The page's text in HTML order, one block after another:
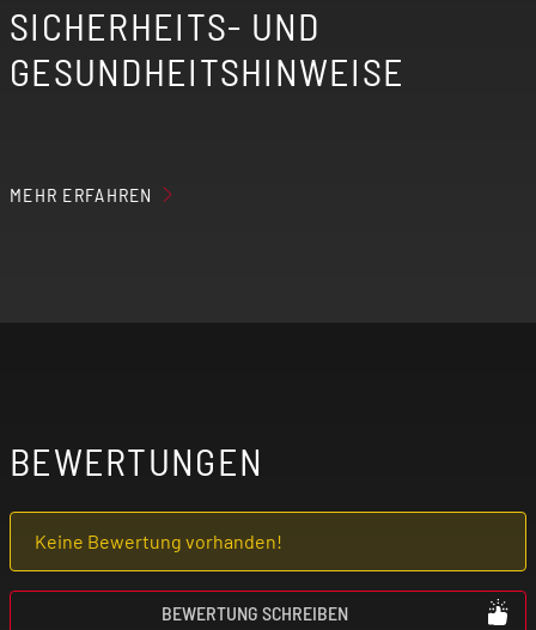
SICHERHEITS- UND
GESUNDHEITSHINWEISE
mit Herz-Kreislauf-Erkrankungen
Benutze das Produkt nur mit äußerster
Vorsicht, wenn du an einer
MEHR ERFAHREN
BEWERTUNGEN
Keine Bewertung vorhanden!
BEWERTUNG SCHREIBEN